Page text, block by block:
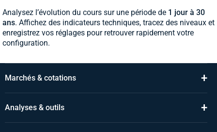
Analysez l’évolution du cours sur une période de 1 jour à 30
ans. Affichez des indicateurs techniques, tracez des niveaux et
enregistrez vos réglages pour retrouver rapidement votre
configuration.
Marchés & cotations +
Analyses & outils +